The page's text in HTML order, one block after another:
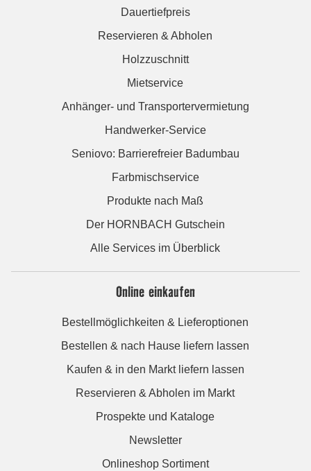
Dauertiefpreis
Reservieren & Abholen
Holzzuschnitt
Mietservice
Anhänger- und Transportervermietung
Handwerker-Service
Seniovo: Barrierefreier Badumbau
Farbmischservice
Produkte nach Maß
Der HORNBACH Gutschein
Alle Services im Überblick
Online einkaufen
Bestellmöglichkeiten & Lieferoptionen
Bestellen & nach Hause liefern lassen
Kaufen & in den Markt liefern lassen
Reservieren & Abholen im Markt
Prospekte und Kataloge
Newsletter
Onlineshop Sortiment